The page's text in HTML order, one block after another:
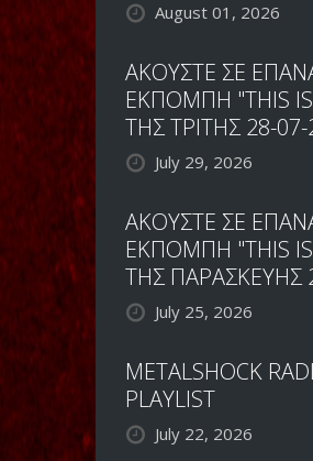
August 01, 2026
ΑΚΟΥΣΤΕ ΣΕ
ΕΚΠΟΜΠΗ "THIS IS
ΤΗΣ ΤΡΙΤΗΣ 28-07-
July 29, 2026
ΑΚΟΥΣΤΕ ΣΕ
ΕΚΠΟΜΠΗ "THIS IS
ΤΗΣ ΠΑΡΑΣΚΕΥΗΣ
July 25, 2026
METALSHOCK
PLAYLIST
July 22, 2026